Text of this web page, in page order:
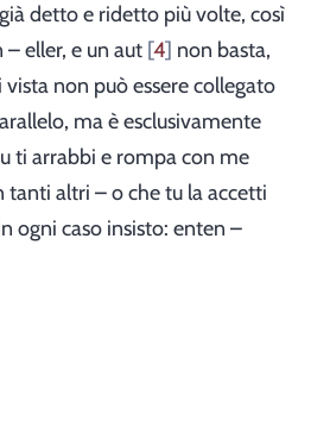
già detto e ridetto più volte, così
eller, e un aut 4 non basta,
non può essere collegato
ma è esclusivamente
ti arrabbi e rompa con me
altri – o che tu la accetti
ogni caso insisto: enten –